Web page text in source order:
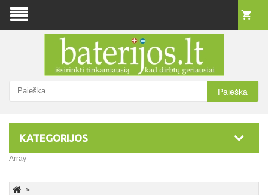
Paieška
KATEGORIJOS
Array